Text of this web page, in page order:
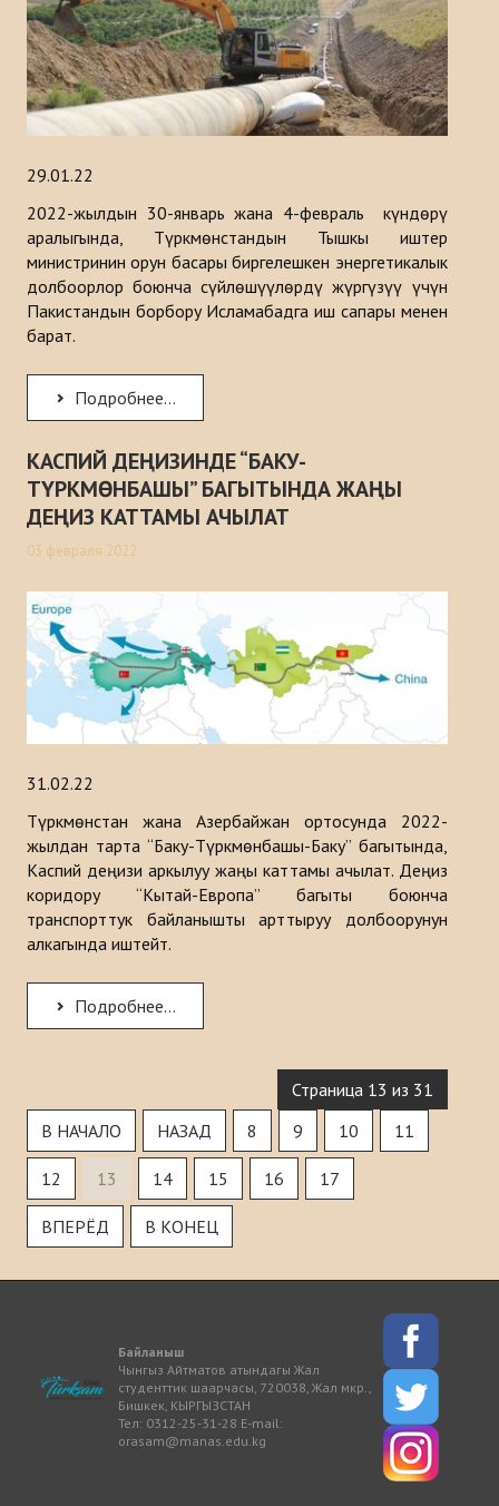
29.01.22
2022-жылдын 30-январь жана 4-февраль күндөрү
аралыгында, Түркмөнстандын Тышкы иштер
министринин орун басары биргелешкен энергетикалык
долбоорлор боюнча сүйлөшүүлөрдү жүргүзүү үчүн
Пакистандын борбору Исламабадга иш сапары менен
барат.
Подробнее...
КАСПИЙ ДЕҢИЗИНДЕ “БАКУ-
ТҮРКМӨНБАШЫ” БАГЫТЫНДА ЖАҢЫ
ДЕҢИЗ КАТТАМЫ АЧЫЛАТ
03 февраля 2022
31.02.22
Түркмөнстан жана Азербайжан ортосунда 2022-
жылдан тарта “Баку-Түркмөнбашы-Баку” багытында,
Каспий деңизи аркылуу жаңы каттамы ачылат. Деңиз
коридору “Кытай-Европа” багыты боюнча
транспорттук байланышты арттыруу долбоорунун
алкагында иштейт.
Подробнее...
Страница 13 из 31
В НАЧАЛО
НАЗАД 8 9 10 11
12 13 14 15 16 17
ВПЕРЁД В КОНЕЦ
Байланыш
Чынгыз Айтматов атындагы Жал
студенттик шаарчасы, 720038, Жал мкр.,
Бишкек, КЫРГЫЗСТАН
Тел: 0312-25-31-28 E-mail:
orasam@manas.edu.kg